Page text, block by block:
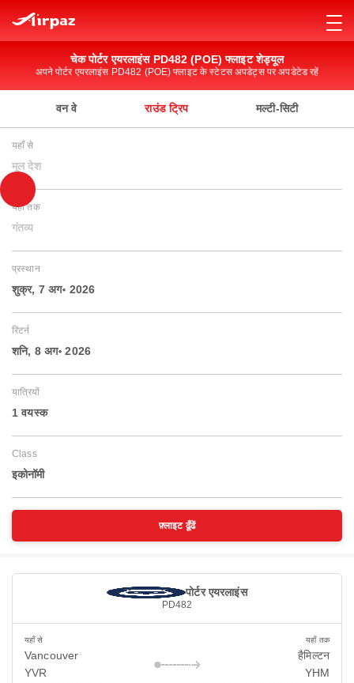
चेक पोर्टर एयरलाइंस PD482 (POE) फ्लाइट शेड्यूल
अपने पोर्टर एयरलाइंस PD482 (POE) फ्लाइट के स्टेटस अपडेट्स पर अपडेटेड रहें
वन वे राउंड ट्रिप मल्टी-सिटी
यहाँ से
मूल देश
यहाँ तक
गंतव्य
प्रस्थान
शुक्र, 7 अग॰ 2026
रिटर्न
शनि, 8 अग॰ 2026
यात्रियों
1 वयस्‍क
Class
इकोनॉमी
फ़्लाइट ढूँढें
पोर्टर एयरलाइंस
PD482
यहाँ से
Vancouver
YVR
यहाँ तक
हैमिल्टन
YHM